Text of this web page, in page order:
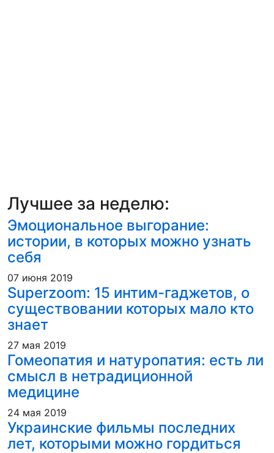
Лучшее за неделю:
Эмоциональное выгорание:
истории, в которых можно узнать
себя
07 июня 2019
Superzoom: 15 интим-гаджетов, о
существовании которых мало кто
знает
27 мая 2019
Гомеопатия и натуропатия: есть ли
смысл в нетрадиционной
медицине
24 мая 2019
Украинские фильмы последних
лет, которыми можно гордиться